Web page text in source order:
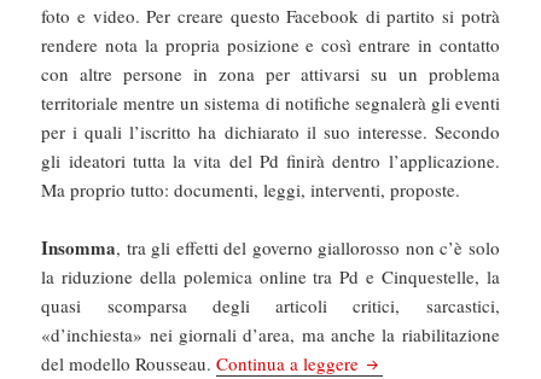
foto e video. Per creare questo Facebook di partito si potrà
rendere nota la propria posizione e così entrare in contatto
con altre persone in zona per attivarsi su un problema
territoriale mentre un sistema di notifiche segnalerà gli eventi
per i quali l’iscritto ha dichiarato il suo interesse. Secondo
gli ideatori tutta la vita del Pd finirà dentro l’applicazione.
Ma proprio tutto: documenti, leggi, interventi, proposte.
Insomma, tra gli effetti del governo giallorosso non c’è solo
la riduzione della polemica online tra Pd e Cinquestelle, la
quasi scomparsa degli articoli critici, sarcastici,
«d’inchiesta» nei giornali d’area, ma anche la riabilitazione
del modello Rousseau.Continua a leggere Il Manifesto: Ecco